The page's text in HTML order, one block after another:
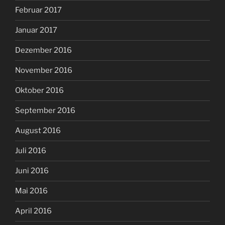
Februar 2017
Januar 2017
Dezember 2016
November 2016
Oktober 2016
September 2016
August 2016
Juli 2016
Juni 2016
Mai 2016
April 2016